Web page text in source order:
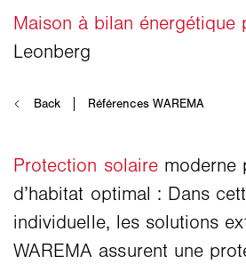
Protection solairemoderne
d’habitat optimal : Dans
individuelle, les solutions
WAREMA assurent une